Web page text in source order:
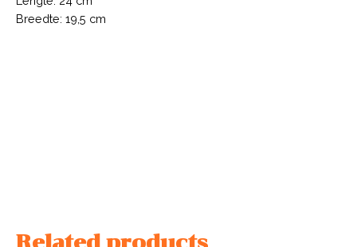
Breedte: 19,5 cm